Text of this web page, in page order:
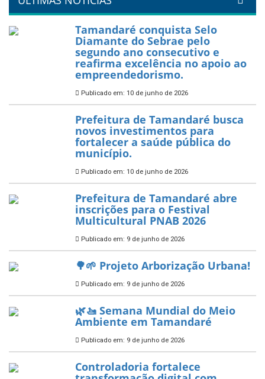
PartiuENEM — Prefeitura
garante transporte gratuito
para os estudantes
7 de novembro de 2025
Política Nacional Aldir Blanc
— Tamandaré tem Plano de
Aplicação de Recursos (PAR)
habilitado
7 de novembro de 2025
ÚLTIMAS NOTÍCIAS
Tamandaré conquista Selo
Diamante do Sebrae pelo
segundo ano consecutivo e
reafirma excelência no apoio ao
empreendedorismo.
Publicado em: 10 de junho de 2026
Prefeitura de Tamandaré busca
novos investimentos para
fortalecer a saúde pública do
município.
Publicado em: 10 de junho de 2026